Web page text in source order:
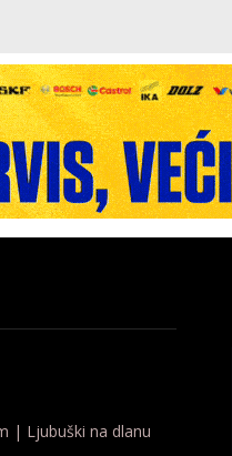
| Ljubuški na dlanu